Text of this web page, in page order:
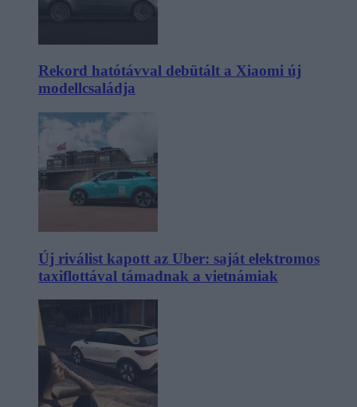
Rekord hatótávval debütált a Xiaomi új
modellcsaládja
Új riválist kapott az Uber: saját elektromos
taxiflottával támadnak a vietnámiak